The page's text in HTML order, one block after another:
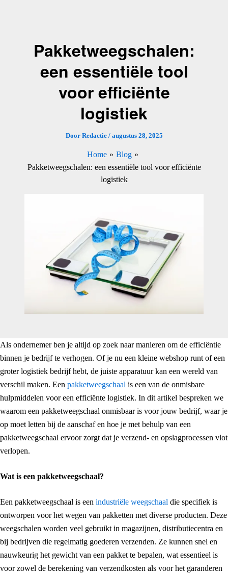
Pakketweegschalen:
een essentiële tool
voor efficiënte
logistiek
Door Redactie / augustus 28, 2025
Home
Blog
Pakketweegschalen: een essentiële tool voor efficiënte
logistiek
Als ondernemer ben je altijd op zoek naar manieren om de efficiëntie
binnen je bedrijf te verhogen. Of je nu een kleine webshop runt of een
groter logistiek bedrijf hebt, de juiste apparatuur kan een wereld van
verschil maken. Een pakketweegschaal is een van de onmisbare
hulpmiddelen voor een efficiënte logistiek. In dit artikel bespreken we
waarom een pakketweegschaal onmisbaar is voor jouw bedrijf, waar je
op moet letten bij de aanschaf en hoe je met behulp van een
pakketweegschaal ervoor zorgt dat je verzend- en opslagprocessen vlot
verlopen.
Wat is een pakketweegschaal?
Een pakketweegschaal is een industriële weegschaal die specifiek is
ontworpen voor het wegen van pakketten met diverse producten. Deze
weegschalen worden veel gebruikt in magazijnen, distributiecentra en
bij bedrijven die regelmatig goederen verzenden. Ze kunnen snel en
nauwkeurig het gewicht van een pakket te bepalen, wat essentieel is
voor zowel de berekening van verzendkosten als voor het garanderen